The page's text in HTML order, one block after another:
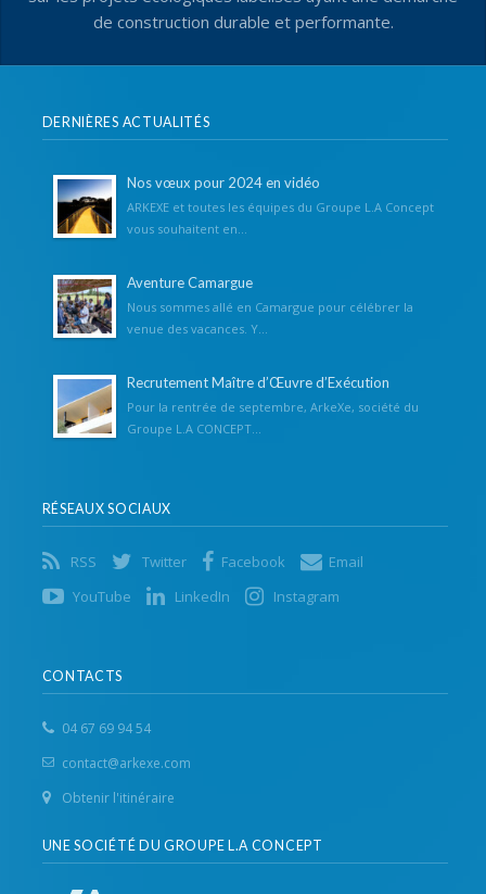
de construction durable et performante.
DERNIÈRES ACTUALITÉS
Nos vœux pour 2024 en vidéo
ARKEXE et toutes les équipes du Groupe L.A Concept
vous souhaitent en...
Aventure Camargue
Nous sommes allé en Camargue pour célébrer la
venue des vacances. Y...
Recrutement Maître d’Œuvre d’Exécution
Pour la rentrée de septembre, ArkeXe, société du
Groupe L.A CONCEPT...
RÉSEAUX SOCIAUX
RSS Twitter Facebook
Email
YouTube
LinkedIn Instagram
CONTACTS
04 67 69 94 54
contact@arkexe.com
Obtenir l'itinéraire
UNE SOCIÉTÉ DU GROUPE L.A CONCEPT